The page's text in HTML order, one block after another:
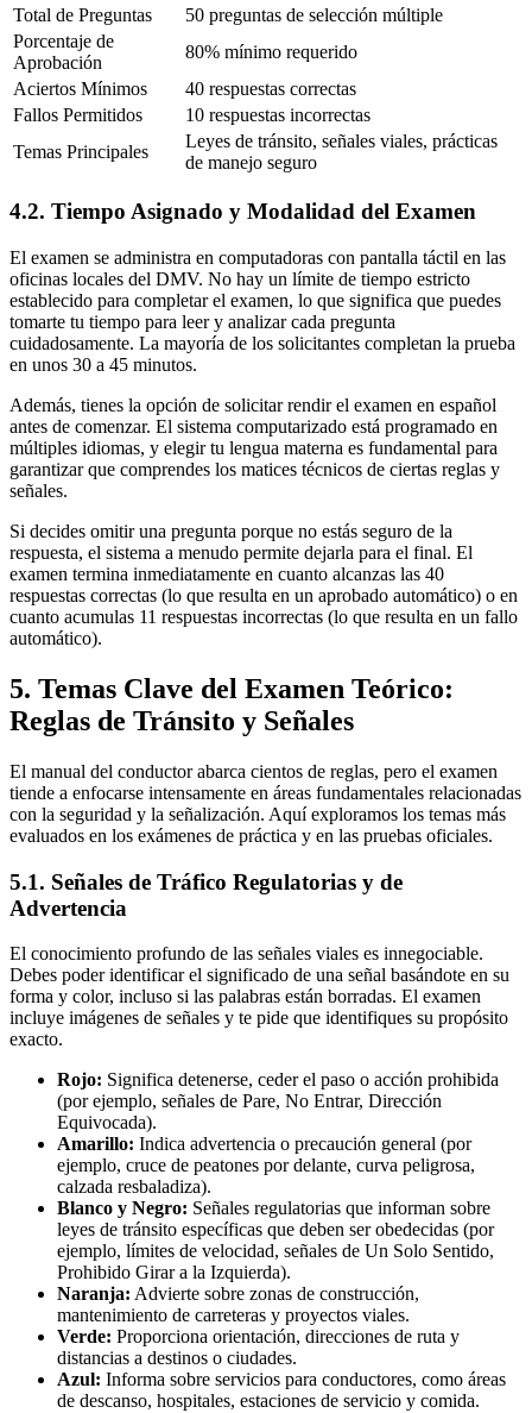
Total de Preguntas
50 preguntas de selección múltiple
Porcentaje de
Aprobación
80% mínimo requerido
Aciertos Mínimos
40 respuestas correctas
Fallos Permitidos
10 respuestas incorrectas
Temas Principales
Leyes de tránsito, señales viales, prácticas
de manejo seguro
4.2. Tiempo Asignado y Modalidad del Examen
El examen se administra en computadoras con pantalla táctil en las
oficinas locales del DMV. No hay un límite de tiempo estricto
establecido para completar el examen, lo que significa que puedes
tomarte tu tiempo para leer y analizar cada pregunta
cuidadosamente. La mayoría de los solicitantes completan la prueba
en unos 30 a 45 minutos.
Además, tienes la opción de solicitar rendir el examen en español
antes de comenzar. El sistema computarizado está programado en
múltiples idiomas, y elegir tu lengua materna es fundamental para
garantizar que comprendes los matices técnicos de ciertas reglas y
señales.
Si decides omitir una pregunta porque no estás seguro de la
respuesta, el sistema a menudo permite dejarla para el final. El
examen termina inmediatamente en cuanto alcanzas las 40
respuestas correctas (lo que resulta en un aprobado automático) o en
cuanto acumulas 11 respuestas incorrectas (lo que resulta en un fallo
automático).
5. Temas Clave del Examen Teórico:
Reglas de Tránsito y Señales
El manual del conductor abarca cientos de reglas, pero el examen
tiende a enfocarse intensamente en áreas fundamentales relacionadas
con la seguridad y la señalización. Aquí exploramos los temas más
evaluados en los exámenes de práctica y en las pruebas oficiales.
5.1. Señales de Tráfico Regulatorias y de
Advertencia
El conocimiento profundo de las señales viales es innegociable.
Debes poder identificar el significado de una señal basándote en su
forma y color, incluso si las palabras están borradas. El examen
incluye imágenes de señales y te pide que identifiques su propósito
exacto.
Rojo: Significa detenerse, ceder el paso o acción prohibida
(por ejemplo, señales de Pare, No Entrar, Dirección
Equivocada).
Amarillo: Indica advertencia o precaución general (por
ejemplo, cruce de peatones por delante, curva peligrosa,
calzada resbaladiza).
Blanco y Negro: Señales regulatorias que informan sobre
leyes de tránsito específicas que deben ser obedecidas (por
ejemplo, límites de velocidad, señales de Un Solo Sentido,
Prohibido Girar a la Izquierda).
Naranja: Advierte sobre zonas de construcción,
mantenimiento de carreteras y proyectos viales.
Verde: Proporciona orientación, direcciones de ruta y
distancias a destinos o ciudades.
Azul: Informa sobre servicios para conductores, como áreas
de descanso, hospitales, estaciones de servicio y comida.